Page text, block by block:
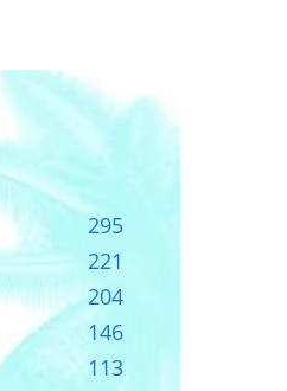
295
221
204
146
113